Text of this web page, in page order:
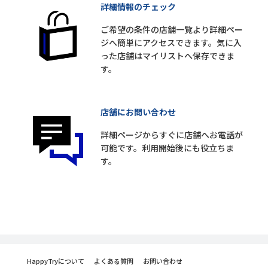
詳細情報のチェック
ご希望の条件の店舗一覧より詳細ペー
ジへ簡単にアクセスできます。気に入
った店舗はマイリストへ保存できま
す。
店舗にお問い合わせ
詳細ページからすぐに店舗へお電話が
可能です。利用開始後にも役立ちま
す。
HappyTryについて よくある質問
お問い合わせ